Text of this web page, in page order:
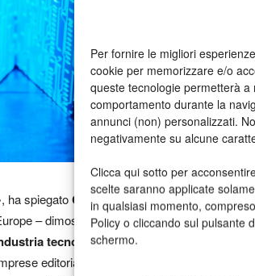
Per fornire le migliori
cookie per memorizzare e/o
queste tecnologie permetterà
comportamento durante la
annunci (non) personalizzati.
negativamente su alcune
Clicca qui sotto per
scelte saranno applicate
in qualsiasi momento,
Policy o cliccando sul pulsante
schermo.
ha spiegatoCristina MussinellidiAIEche ha
– dimostrano ivantaggi e le
tecnologica, un’idea che è il cuore del
editoriali e aziende ICT tramite